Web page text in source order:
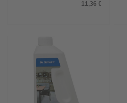
11,36 €